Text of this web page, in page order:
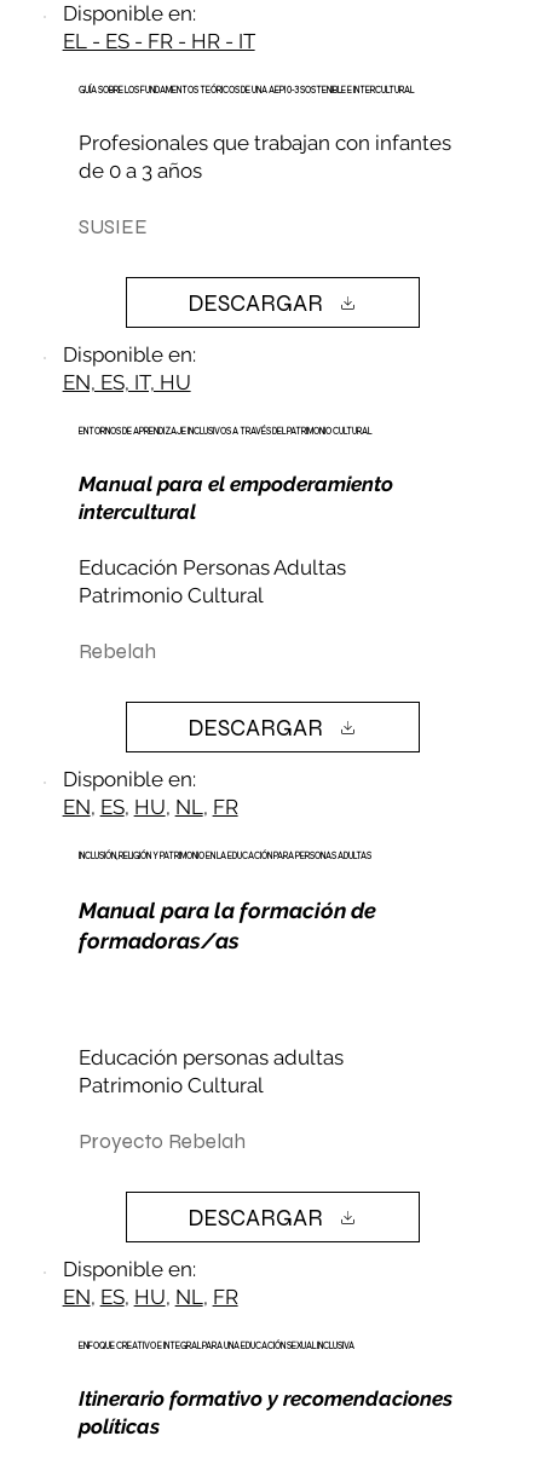
Disponible en:
EL - ES - FR - HR - IT
GUÍA SOBRE LOS FUNDAMENTOS TEÓRICOS DE UNA AEPI 0-3 SOSTENIBLE E INTERCULTURAL
Profesionales que trabajan con infantes
de 0 a 3 años
SUSIEE
DESCARGAR
Disponible en:
EN, ES, IT, HU
ENTORNOS DE APRENDIZAJE INCLUSIVOS A TRAVÉS DEL PATRIMONIO CULTURAL
Manual para el empoderamiento
intercultural
Educación Personas Adultas
Patrimonio Cultural
Rebelah
DESCARGAR
Disponible en:
EN, ES, HU, NL, FR
INCLUSIÓN, RELIGIÓN Y PATRIMONIO EN LA EDUCACIÓN PARA PERSONAS ADULTAS
Manual para la formación de
formadoras/as
Educación personas adultas
Patrimonio Cultural
Proyecto Rebelah
DESCARGAR
Disponible en:
EN, ES, HU, NL, FR
ENFOQUE CREATIVO E INTEGRAL PARA UNA EDUCACIÓN SEXUAL INCLUSIVA
Itinerario formativo y recomendaciones
políticas